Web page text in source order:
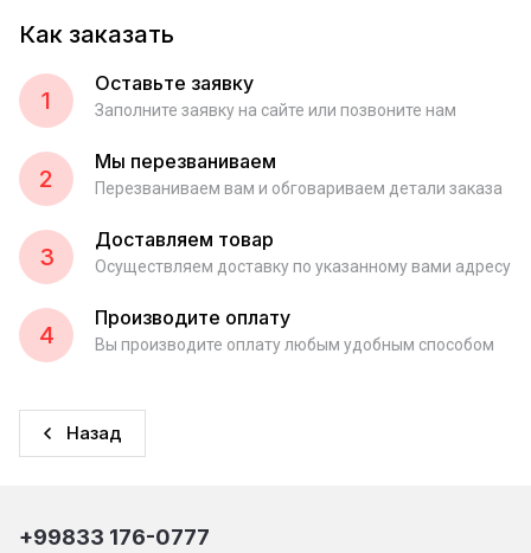
Как заказать
1
Оставьте заявку
Заполните заявку на сайте или позвоните нам
2
Мы перезваниваем
Перезваниваем вам и обговариваем детали заказа
3
Доставляем товар
Осуществляем доставку по указанному вами адресу
4
Производите оплату
Вы производите оплату любым удобным способом
Назад
+99833 176-0777